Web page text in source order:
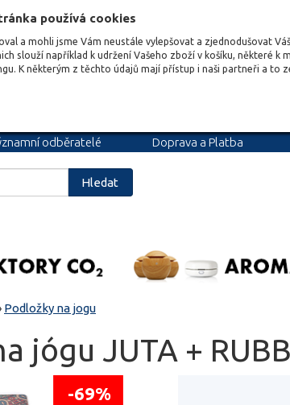
používá cookies
a mohli jsme Vám neustále vylepšovat a zjednodušovat
slouží například k udržení Vašeho zboží v košíku, některé k
K některým z těchto údajů mají přístup i naši partneři a to
odběratelé Doprava a Platba
Hledat
Podložky na jogu
jógu JUTA +
-69%